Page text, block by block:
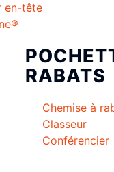
en-tête
RABATS
Chemise à
Classeur
Conférencier